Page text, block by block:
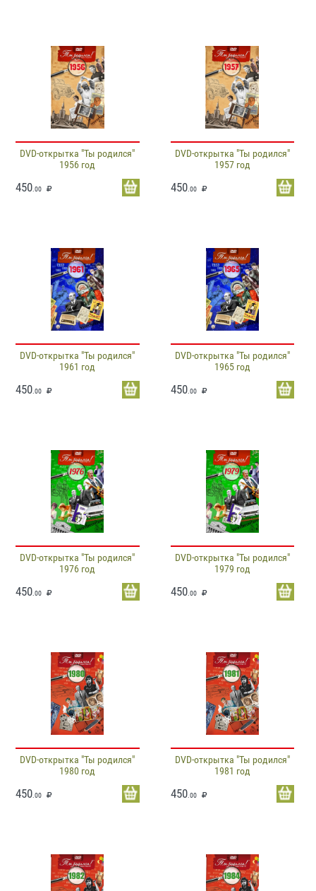
DVD-открытка "Ты родился"
1956 год
450 .00
DVD-открытка "Ты родился"
1957 год
450.00
DVD-открытка "Ты родился"
1961 год
450 .00
DVD-открытка "Ты родился"
1965 год
450.00
DVD-открытка "Ты родился"
1976 год
450 .00
DVD-открытка "Ты родился"
1979 год
450.00
DVD-открытка "Ты родился"
1980 год
450 .00
DVD-открытка "Ты родился"
1981 год
450.00